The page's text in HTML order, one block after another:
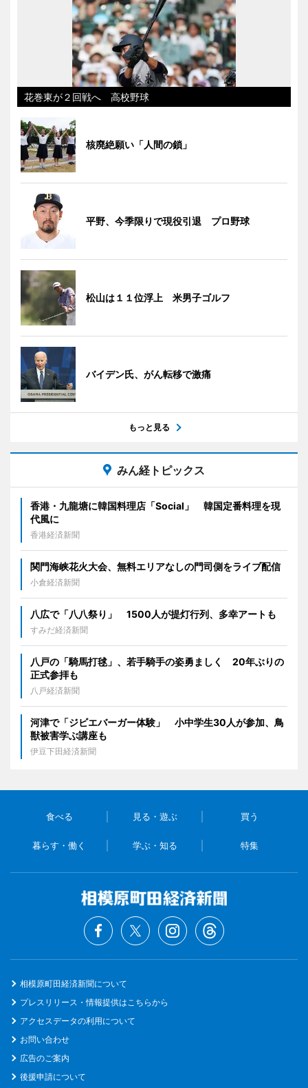
花巻東が２回戦へ 高校野球
核廃絶願い「人間の鎖」
平野、今季限りで現役引退 プロ野球
松山は１１位浮上 米男子ゴルフ
バイデン氏、がん転移で激痛
もっと見る
みん経トピックス
香港・九龍塘に韓国料理店「Social」 韓国定番料理を現
代風に
香港経済新聞
関門海峡花火大会、無料エリアなしの門司側をライブ配信
小倉経済新聞
八広で「八八祭り」 1500人が提灯行列、多幸アートも
すみだ経済新聞
八戸の「騎馬打毬」、若手騎手の姿勇ましく 20年ぶりの
正式参拝も
八戸経済新聞
河津で「ジビエバーガー体験」 小中学生30人が参加、鳥
獣被害学ぶ講座も
伊豆下田経済新聞
食べる 見る・遊ぶ 買う
暮らす・働く 学ぶ・知る 特集
相模原町田経済新聞について
プレスリリース・情報提供はこちらから
アクセスデータの利用について
お問い合わせ
広告のご案内
後援申請について